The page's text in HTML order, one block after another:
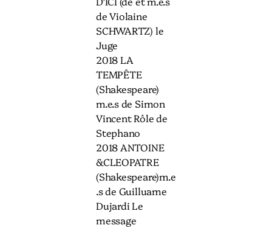
de Violaine
SCHWARTZ) le
Juge
2018 LA
TEMPÊTE
(Shakespeare)
m.e.s de Simon
Vincent Rôle de
Stephano
2018 ANTOINE
&CLEOPATRE
(Shakespeare)m.e
.s de Guilluame
Dujardi Le
message